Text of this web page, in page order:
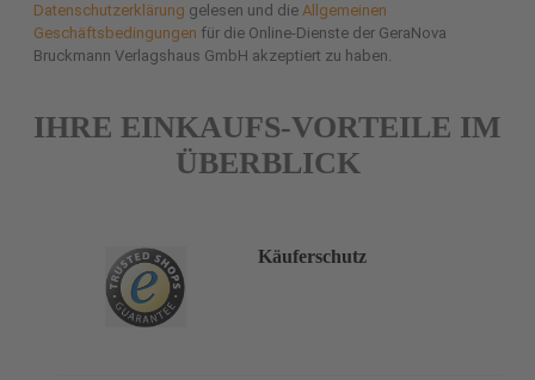
Datenschutzerklärung gelesen und die Allgemeinen
Geschäftsbedingungen für die Online-Dienste der GeraNova
Bruckmann Verlagshaus GmbH akzeptiert zu haben.
IHRE EINKAUFS-VORTEILE IM
ÜBERBLICK
Käuferschutz